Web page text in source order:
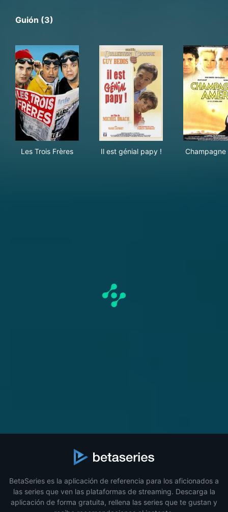
Guión (3)
Les Trois Frères Il est génial papy ! Champagne
BetaSeries es la aplicación de referencia para los aficionados a
las series que ven las plataformas de streaming. Descarga la
aplicación de forma gratuita, rellena las series que te gustan y